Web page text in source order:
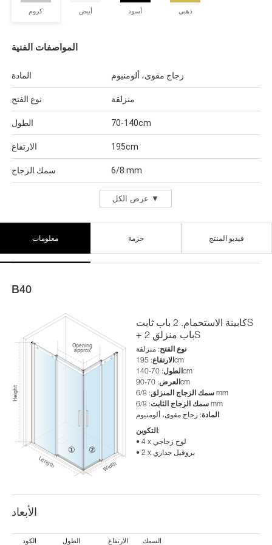
كروم أبيض أسود ذهبي
المواصفات الفنية
المادة زجاج مقوى، ألومنيوم
نوع الفتح منزلقة
الطول 70-140cm
الارتفاع 195cm
سمك الزجاج 6/8 mm
عرض الكل ▼
معلومات حزمة فيديو المنتج
B40
كابينة الاستحمام. 2 باب ثابتS
+ 2 باب منزلقS
نوع الفتح: منزلقة
الارتفاع: 195cm
الطول: 70-140cm
العرض: 70-90cm
سمك الزجاج المنزلق : 6/8 mm
سمك الزجاج الثابت : 6/8 mm
المادة: زجاج مقوى، ألومنيوم
التكوين:
• 4 x لوح زجاجي
• 2 x بروفيل جداري
الأبعاد
الكود الطول الارتفاع
السمك